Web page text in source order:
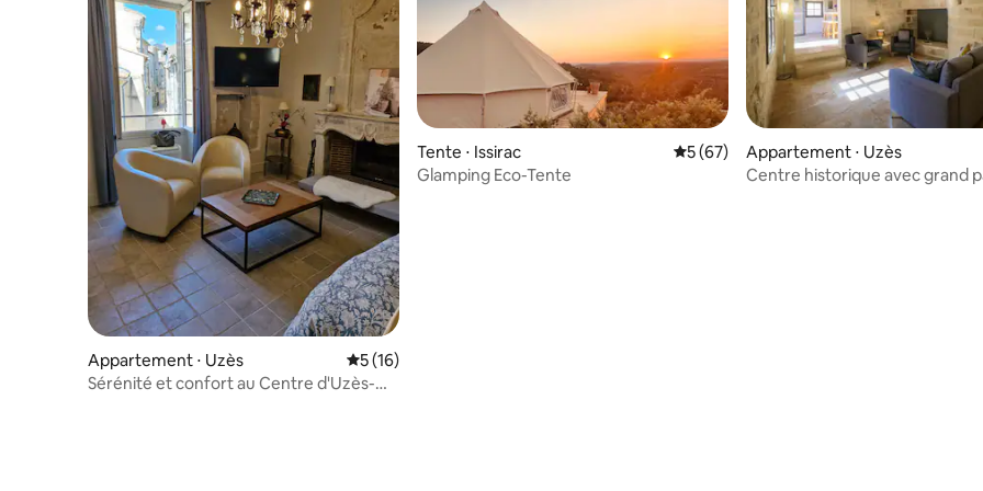
Appartement ⋅ Uzès Évaluation moyenne sur la base de 16 commentaires : 5 sur 5
5 (16)
Sérénité et confort au Centre d'Uzès-
Tente ⋅ Issirac Évaluation moyenne sur la base de 67
5 (67)
Glamping Eco-Tente
Appartement ⋅ Uzès
Centre historique avec grand